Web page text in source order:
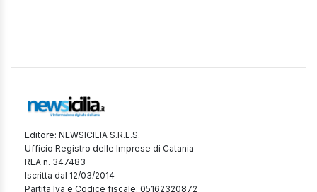
Editore: NEWSICILIA S.R.L.S.
Ufficio Registro delle Imprese di Catania
REA n. 347483
Iscritta dal 12/03/2014
Partita Iva e Codice fiscale: 05162320872